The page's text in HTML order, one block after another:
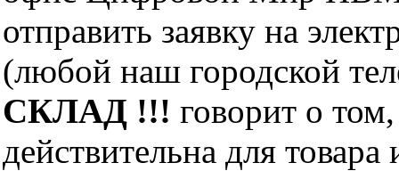
отправить заявку на
(любой наш городской
СКЛАД !!! говорит о
действительна для